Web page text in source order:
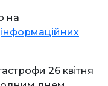
на
інформаційних
26 квітня